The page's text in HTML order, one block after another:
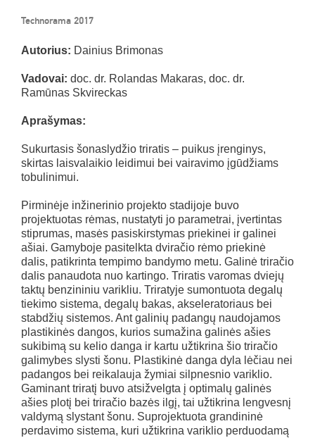
Technorama 2017
Autorius: Dainius Brimonas
Vadovai: doc. dr. Rolandas Makaras, doc. dr.
Ramūnas Skvireckas
Aprašymas:
Sukurtasis šonaslydžio triratis – puikus įrenginys,
skirtas laisvalaikio leidimui bei vairavimo įgūdžiams
tobulinimui.
Pirminėje inžinerinio projekto stadijoje buvo
projektuotas rėmas, nustatyti jo parametrai, įvertintas
stiprumas, masės pasiskirstymas priekinei ir galinei
ašiai. Gamyboje pasitelkta dviračio rėmo priekinė
dalis, patikrinta tempimo bandymo metu. Galinė triračio
dalis panaudota nuo kartingo. Triratis varomas dviejų
taktų benzininiu varikliu. Triratyje sumontuota degalų
tiekimo sistema, degalų bakas, akseleratoriaus bei
stabdžių sistemos. Ant galinių padangų naudojamos
plastikinės dangos, kurios sumažina galinės ašies
sukibimą su kelio danga ir kartu užtikrina šio triračio
galimybes slysti šonu. Plastikinė danga dyla lėčiau nei
padangos bei reikalauja žymiai silpnesnio variklio.
Gaminant triratį buvo atsižvelgta į optimalų galinės
ašies plotį bei triračio bazės ilgį, tai užtikrina lengvesnį
valdymą slystant šonu. Suprojektuota grandininė
perdavimo sistema, kuri užtikrina variklio perduodamą